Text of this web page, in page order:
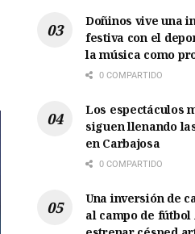
Doñinos vive una
festiva con el
la música como
0 COMPARTIDO
Los espectáculos
siguen llenando
en Carbajosa
0 COMPARTIDO
Una inversión de
al campo de fútbol